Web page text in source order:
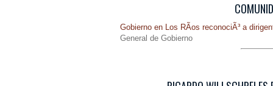
Gobierno en Los RÃ­os reconociÃ³ a
General de Gobierno